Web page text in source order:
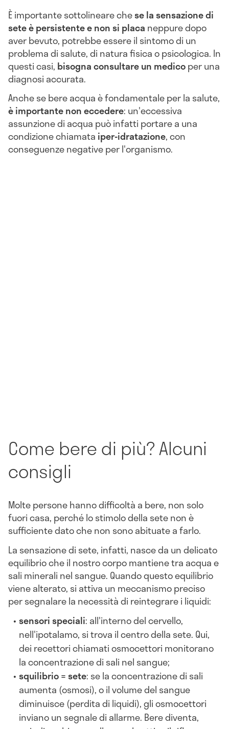
È importante sottolineare chese la sensazione di
sete è persistente e non si placa neppure dopo
aver bevuto, potrebbe essere il sintomo di un
problema di salute, di natura fisica o psicologica. In
questi casi, bisognaconsultare un medicoper una
diagnosi accurata.
Anche se bere acqua è fondamentale per la salute,
è importante non eccedere: un'eccessiva
assunzione di acqua può infatti portare a una
condizione chiamata iper-idratazione, con
conseguenze negative per l'organismo.
Come bere di più? Alcuni
consigli
Molte persone hanno difficoltà a bere, non solo
fuori casa, perché lo stimolo della sete non è
sufficiente dato che non sono abituate a farlo.
La sensazione di sete, infatti, nasce da un delicato
equilibrio che il nostro corpo mantiene tra acqua e
sali minerali nel sangue. Quando questo equilibrio
viene alterato, si attiva un meccanismo preciso
per segnalare la necessità di reintegrare i liquidi:
sensori speciali: all'interno del cervello,
nell'ipotalamo, si trova il centro della sete. Qui,
dei recettori chiamati osmocettori monitorano
la concentrazione di sali nel sangue;
squilibrio = sete: se la concentrazione di sali
aumenta (osmosi), o il volume del sangue
diminuisce (perdita di liquidi), gli osmocettori
inviano un segnale di allarme. Bere diventa,